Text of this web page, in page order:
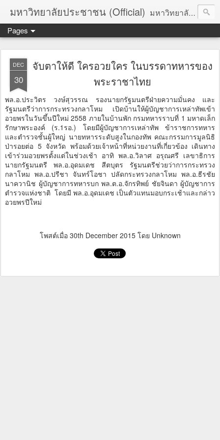
มหาวิทยาลัยประชาชน (Official) มหาวิทยาลัยประชาชน เพื่อการปฏิวัติประชาชนโดยสันติ Truths :: Peace :: Revolution :: Universal Human Rights :: Democracy (TPRUD)
Pages
DEC
30
จับตาให้ดี ใครอวยใคร ในบรรดาทหารของ
พระราชาไทย
พล.อ.ประวิตร วงษ์สุวรรณ รองนายกรัฐมนตรีฝ่ายความมั่นคง และ
รัฐมนตรีว่าการกระทรวงกลาโหม เปิดบ้านให้ผู้บัญชาการเหล่าทัพเข้า
อวยพรในวันขึ้นปีใหม่ 2558 ภายในบ้านพัก กรมทหารราบที่ 1 มหาดเล็ก
รักษาพระองค์ (ร.1รอ.) โดยมีผู้บัญชาการเหล่าทัพ ข้าราชการทหาร
และตำรวจชั้นผู้ใหญ่ นายทหารระดับสูงในกองทัพ คณะกรรมการมูลนิธิ
ป่ารอยต่อ 5 จังหวัด พร้อมด้วยเจ้าหน้าที่หน่วยงานที่เกี่ยวข้อง เดินทาง
เข้าร่วมอวยพรตั้งแต่ในช่วงเช้า อาทิ พล.อ.วิลาศ อรุณศรี เลขาธิการ
นายกรัฐมนตรี พล.อ.อุดมเดช สีตบุตร รัฐมนตรีช่วยว่าการกระทรวง
กลาโหม พล.อ.ปรีชา จันทร์โอชา ปลัดกระทรวงกลาโหม พล.อ.ธีรชัย
นาควานิช ผู้บัญชาการทหารบก พล.ต.อ.จักรทิพย์ ชัยจินดา ผู้บัญชาการ
ตํารวจแห่งชาติ โดยมี พล.อ.อุดมเดช เป็นตัวแทนมอบกระเช้าและกล่าว
อวยพรปีใหม่
โพสต์เมื่อ 30th December 2015โดย Unknown